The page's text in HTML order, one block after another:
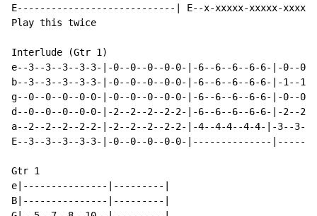
E----------------------------| E--x-xxxxx-xxxxx-
Play this twice
Interlude (Gtr 1)
e--3--3--3--3-3-|-0--0--0--0-0-|-6--6--6--6-6-|-0--
b--3--3--3--3-3-|-0--0--0--0-0-|-6--6--6--6-6-|-1--
g--0--0--0--0-0-|-0--0--0--0-0-|-6--6--6--6-6-|-0--
d--0--0--0--0-0-|-2--2--2--2-2-|-6--6--6--6-6-|-2--
a--2--2--2--2-2-|-2--2--2--2-2-|-4--4-4--4-4-|-3--3--
E--3--3--3--3-3-|-0--0--0--0-0-|--------------
Gtr 1
e|---------------|---------|
B|---------------|---------|